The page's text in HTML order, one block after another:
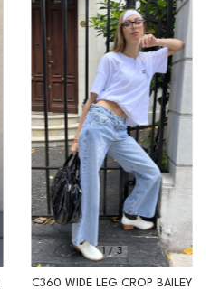
1 /3
C360 WIDE LEG CROP BAILEY